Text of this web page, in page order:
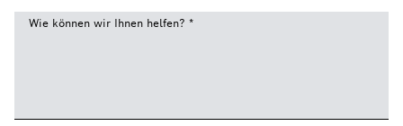
Wie können wir Ihnen helfen? *